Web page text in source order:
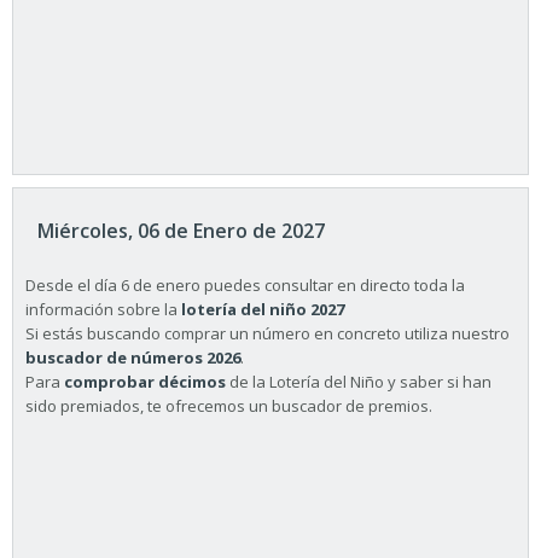
Miércoles, 06 de Enero de 2027
Desde el día 6 de enero puedes consultar en directo toda la
información sobre la lotería del niño 2027
Si estás buscando comprar un número en concreto utiliza nuestro
buscador de números 2026.
Para comprobar décimos de la Lotería del Niño y saber si han
sido premiados, te ofrecemos un buscador de premios.